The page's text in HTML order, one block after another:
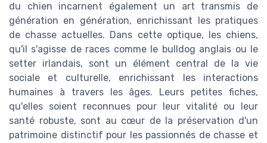
du chien incarnent également un art transmis de
génération en génération, enrichissant les pratiques
de chasse actuelles. Dans cette optique, les chiens,
qu'il s'agisse de races comme le bulldog anglais ou le
setter irlandais, sont un élément central de la vie
sociale et culturelle, enrichissant les interactions
humaines à travers les âges. Leurs petites fiches,
qu'elles soient reconnues pour leur vitalité ou leur
santé robuste, sont au cœur de la préservation d'un
patrimoine distinctif pour les passionnés de chasse et